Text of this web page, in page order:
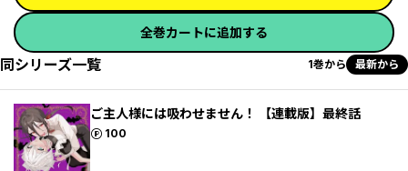
全巻カートに追加する
同シリーズ一覧 1巻から 最新から
ご主人様には吸わせません！ 【連載版】最終話
100
ポイント